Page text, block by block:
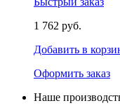
1 762 руб.
Добавить в
Оформить заказ
Наше